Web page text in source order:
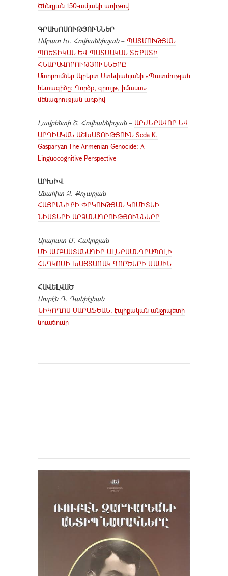
Ծննդյան 150-ամյակի առիթով
ԳՐԱԽՈՍՈՒԹՅՈՒՆՆԵՐ
Սմբատ Խ. Հովհաննիսյան– ՊԱՏՄՈՒԹՅԱՆ
ՊՈԵՏԻԿԱՆ ԵՎ ՊԱՏՄԱԿԱՆ ՏԵՔՍՏԻ
ՀՆԱՐԱՎՈՐՈՒԹՅՈՒՆՆԵՐԸ
Մտորումներ Ալբերտ Ստեփանյանի «Պատմության
հետագիծը: Գործք, գրույթ, իմաստ»
մենագրության առթիվ
Լավրենտի Շ. Հովհաննիսյան– ԱՐԺԵՔԱՎՈՐ ԵՎ
ԱՐԴԻԱԿԱՆ ԱՇԽԱՏՈՒԹՅՈՒՆ Seda K.
Gasparyan-The Armenian Genocide: A
Linguocognitive Perspective
ԱՐԽԻՎ
Անահիտ Զ. Քոչարյան
ՀԱՅՐԵՆԻՔԻ ՓՐԿՈՒԹՅԱՆ ԿՈՄԻՏԵԻ
ՆԻՍՏԵՐԻ ԱՐՁԱՆԱԳՐՈՒԹՅՈՒՆՆԵՐԸ
Արարատ Մ. Հակոբյան
ՄԻ ԱՄԲԱՍՏԱՆԱԳԻՐ ԱԼԵՔՍԱՆԴՐԱՊՈԼԻ
ՀԵՂԿՈՄԻ ԽԱՅՏԱՌԱԿ ԳՈՐԾԵՐԻ ՄԱՍԻՆ
ՀԱՎԵԼՎԱԾ
Սուրէն Դ. Դանիէլեան
ՆԻԿՈՂՈՍ ՍԱՐԱՖԵԱՆ. էպիքական անջրպետի
նուաճումը